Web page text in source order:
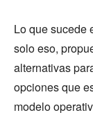
Lo que sucede
solo eso,
alternativas
opciones que
modelo